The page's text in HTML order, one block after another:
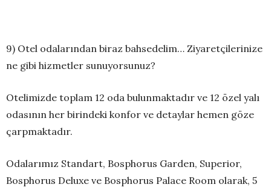
9) Otel odalarından biraz bahsedelim… Ziyaretçilerinize
ne gibi hizmetler sunuyorsunuz?
Otelimizde toplam 12 oda bulunmaktadır ve 12 özel yalı
odasının her birindeki konfor ve detaylar hemen göze
çarpmaktadır.
Odalarımız Standart, Bosphorus Garden, Superior,
Bosphorus Deluxe ve Bosphorus Palace Room olarak, 5